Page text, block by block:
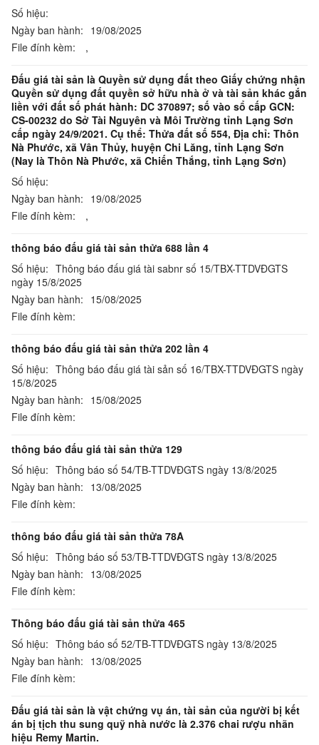
Số hiệu:
Ngày ban hành: 19/08/2025
File đính kèm:
,
Đấu giá tài sản là Quyền sử dụng đất theo Giấy chứng nhận
Quyền sử dụng đất quyền sở hữu nhà ở và tài sản khác gắn
liền với đất số phát hành: DC 370897; số vào sổ cấp GCN:
CS-00232 do Sở Tài Nguyên và Môi Trường tỉnh Lạng Sơn
cấp ngày 24/9/2021. Cụ thể: Thửa đất số 554, Địa chỉ: Thôn
Nà Phước, xã Vân Thủy, huyện Chi Lăng, tỉnh Lạng Sơn
(Nay là Thôn Nà Phước, xã Chiến Thắng, tỉnh Lạng Sơn)
Số hiệu:
Ngày ban hành: 19/08/2025
File đính kèm:
,
thông báo đấu giá tài sản thửa 688 lần 4
Số hiệu: Thông báo đấu giá tài sabnr số 15/TBX-TTDVĐGTS
ngày 15/8/2025
Ngày ban hành: 15/08/2025
File đính kèm:
thông báo đấu giá tài sản thửa 202 lần 4
Số hiệu: Thông báo đấu giá tài sản số 16/TBX-TTDVĐGTS ngày
15/8/2025
Ngày ban hành: 15/08/2025
File đính kèm:
thông báo đấu giá tài sản thửa 129
Số hiệu: Thông báo số 54/TB-TTDVĐGTS ngày 13/8/2025
Ngày ban hành: 13/08/2025
File đính kèm:
thông báo đấu giá tài sản thửa 78A
Số hiệu: Thông báo số 53/TB-TTDVĐGTS ngày 13/8/2025
Ngày ban hành: 13/08/2025
File đính kèm:
Thông báo đấu giá tài sản thửa 465
Số hiệu: Thông báo số 52/TB-TTDVĐGTS ngày 13/8/2025
Ngày ban hành: 13/08/2025
File đính kèm:
Đấu giá tài sản là vật chứng vụ án, tài sản của người bị kết
án bị tịch thu sung quỹ nhà nước là 2.376 chai rượu nhãn
hiệu Remy Martin.